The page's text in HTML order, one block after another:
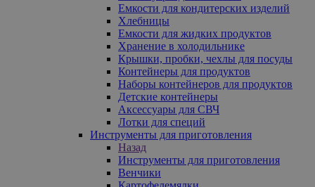
Емкости для кондитерских изделий
Хлебницы
Емкости для жидких продуктов
Хранение в холодильнике
Крышки, пробки, чехлы для посуды
Контейнеры для продуктов
Наборы контейнеров для продуктов
Детские контейнеры
Аксессуары для СВЧ
Лотки для специй
Инструменты для приготовления
Назад
Инструменты для приготовления
Венчики